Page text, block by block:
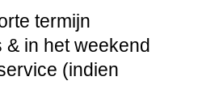
termijn
& in het weekend
(indien